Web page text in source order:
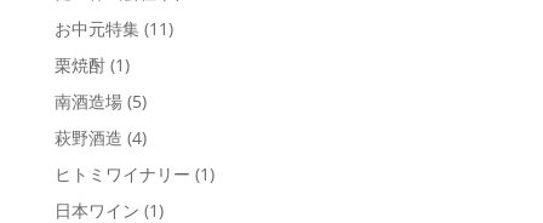
お中元特集 (11)
栗焼酎 (1)
南酒造場 (5)
萩野酒造 (4)
ヒトミワイナリー (1)
日本ワイン (1)